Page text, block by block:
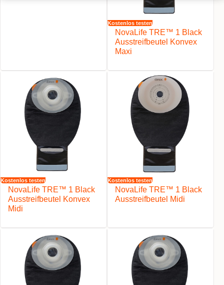
Kostenlos testen
NovaLife TRE™ 1 Black
Ausstreifbeutel Konvex
Maxi
Kostenlos testen
NovaLife TRE™ 1 Black
Ausstreifbeutel Konvex
Midi
Kostenlos testen
NovaLife TRE™ 1 Black
Ausstreifbeutel Midi